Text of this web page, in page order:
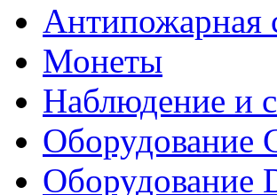
Антипожарная
Монеты
Наблюдение и
Оборудование
Оборудование